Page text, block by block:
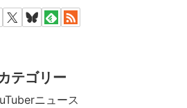
テゴリー
ニュース